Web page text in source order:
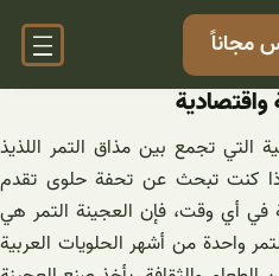
مجاناً
التي تجمع بين مذاق التمر اللذيذ
إذا كنت تبحث عن تحفة حلوى تقدم
في أي وقت، فإن العجينة التمر هي
واحدة من أشهر الحلويات العربية